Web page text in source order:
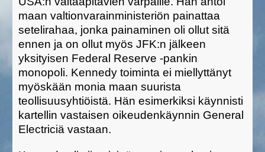
maan valtionvarainministeriön painattaa
setelirahaa, jonka painaminen oli ollut sitä
ennen ja on ollut myös JFK:n jälkeen
yksityisen Federal Reserve -pankin
monopoli. Kennedy toiminta ei miellyttänyt
myöskään monia maan suurista
teollisuusyhtiöistä. Hän esimerkiksi käynnisti
kartellin vastaisen oikeudenkäynnin General
Electriciä vastaan.